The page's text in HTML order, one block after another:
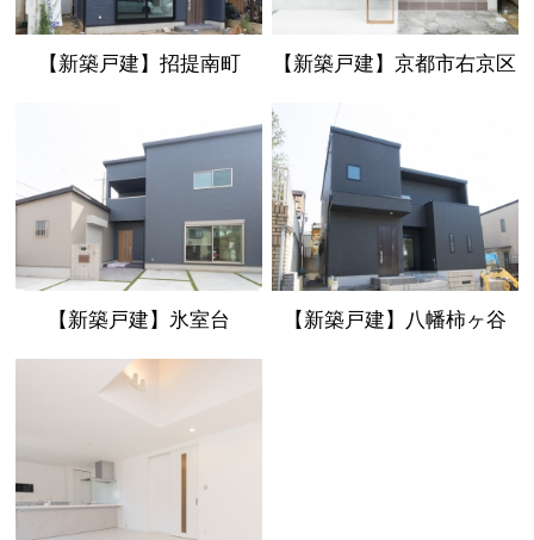
【新築戸建】招提南町 【新築戸建】京都市右京区
【新築戸建】氷室台 【新築戸建】八幡柿ヶ谷